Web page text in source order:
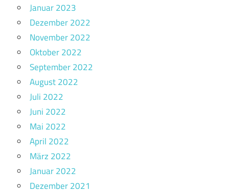
Januar 2023
Dezember 2022
November 2022
Oktober 2022
September 2022
August 2022
Juli 2022
Juni 2022
Mai 2022
April 2022
März 2022
Januar 2022
Dezember 2021